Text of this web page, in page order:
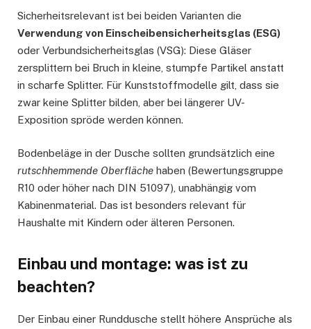
Sicherheitsrelevant ist bei beiden Varianten die
Verwendung von Einscheibensicherheitsglas (ESG)
oder Verbundsicherheitsglas (VSG): Diese Gläser
zersplittern bei Bruch in kleine, stumpfe Partikel anstatt
in scharfe Splitter. Für Kunststoffmodelle gilt, dass sie
zwar keine Splitter bilden, aber bei längerer UV-
Exposition spröde werden können.
Bodenbeläge in der Dusche sollten grundsätzlich eine
rutschhemmende Oberfläche haben (Bewertungsgruppe
R10 oder höher nach DIN 51097), unabhängig vom
Kabinenmaterial. Das ist besonders relevant für
Haushalte mit Kindern oder älteren Personen.
Einbau und montage: was ist zu
beachten?
Der Einbau einer Runddusche stellt höhere Ansprüche als